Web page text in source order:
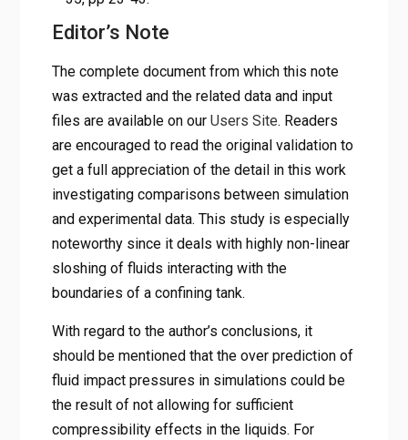
Editor’s Note
The complete document from which this note
was extracted and the related data and input
files are available on our Users Site. Readers
are encouraged to read the original validation to
get a full appreciation of the detail in this work
investigating comparisons between simulation
and experimental data. This study is especially
noteworthy since it deals with highly non-linear
sloshing of fluids interacting with the
boundaries of a confining tank.
With regard to the author’s conclusions, it
should be mentioned that the over prediction of
fluid impact pressures in simulations could be
the result of not allowing for sufficient
compressibility effects in the liquids. For